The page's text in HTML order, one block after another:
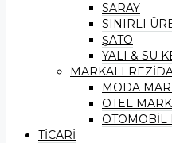
SARAY
SINIRLI
ŞATO
YALI & SU
MARKALI
MODA
OTEL
OTOMOBİL
TİCARİ